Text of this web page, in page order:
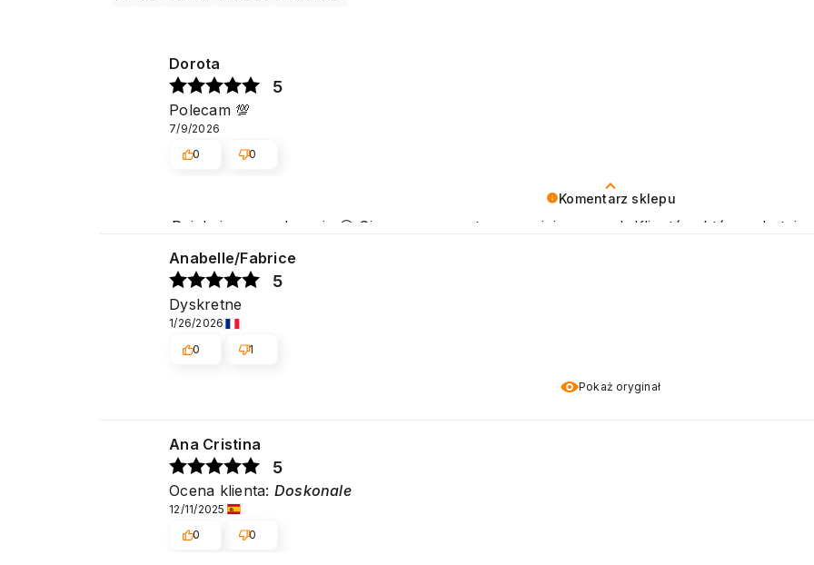
Komentarz sklepu
Dziękujemy serdecznie 😊 Cieszy nas pozytywna opinia naszych Klientów, którzy chętnie
Dorota
5
Polecam 💯
7/9/2026
0
0
Pokaż oryginał
Anabelle/Fabrice
5
Dyskretne
1/26/2026
0
1
Ana Cristina
5
Ocena klienta: Doskonale
12/11/2025
0
0